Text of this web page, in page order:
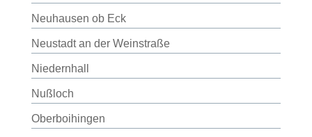
Neuhausen ob Eck
Neustadt an der Weinstraße
Niedernhall
Nußloch
Oberboihingen